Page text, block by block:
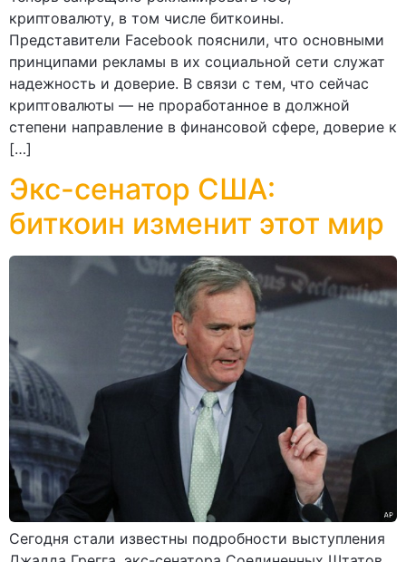
криптовалюту, в том числе биткоины.
Представители Facebook пояснили, что основными
принципами рекламы в их социальной сети служат
надежность и доверие. В связи с тем, что сейчас
криптовалюты — не проработанное в должной
степени направление в финансовой сфере, доверие к
[…]
Экс-сенатор США:
биткоин изменит этот мир
Сегодня стали известны подробности выступления